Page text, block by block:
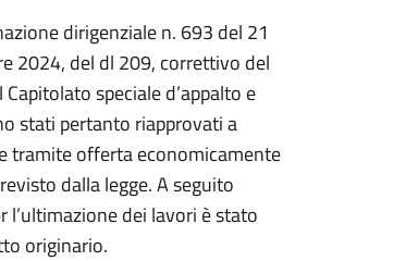
dirigenziale n. 693 del 21
2024, del dl 209, correttivo del
speciale d’appalto e
stati pertanto riapprovati a
tramite offerta economicamente
dalla legge. A seguito
dei lavori è stato
originario.